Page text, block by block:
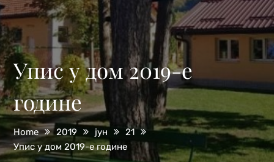
Упис у дом 2019-е
године
Home 2019 јун
21
Упис у дом 2019-е године